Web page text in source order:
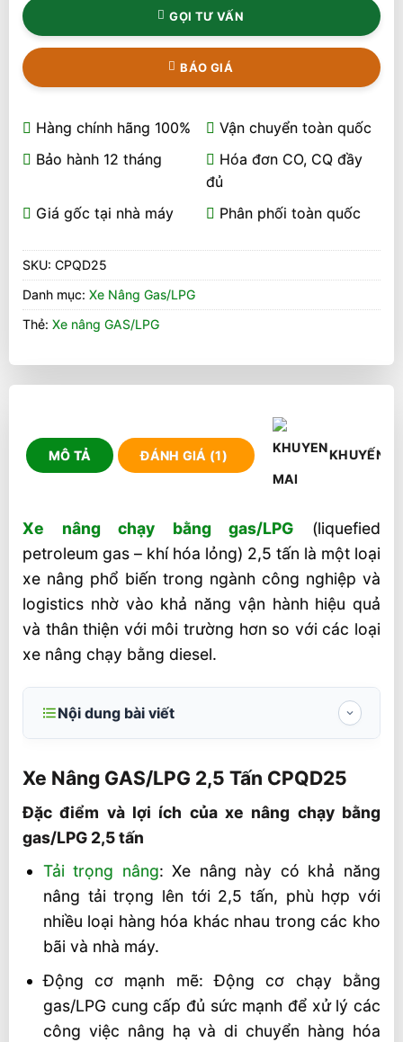
GỌI TƯ VẤN
BÁO GIÁ
Hàng chính hãng 100%
Vận chuyển toàn quốc
Bảo hành 12 tháng
Hóa đơn CO, CQ đầy
đủ
Giá gốc tại nhà máy
Phân phối toàn quốc
SKU: CPQD25
Danh mục: Xe Nâng Gas/LPG
Thẻ: Xe nâng GAS/LPG
MÔ TẢ ĐÁNH GIÁ (1) KHUYẾN
Xe nâng chạy bằng gas/LPG (liquefied
petroleum gas – khí hóa lỏng) 2,5 tấn là một loại
xe nâng phổ biến trong ngành công nghiệp và
logistics nhờ vào khả năng vận hành hiệu quả
và thân thiện với môi trường hơn so với các loại
xe nâng chạy bằng diesel.
Nội dung bài viết
Đặc điểm và lợi ích của xe nâng chạy bằng
gas/LPG 2,5 tấn
Một số mẫu xe nâng gas/LPG 2,5 tấn nổi
bật:
Toyota 8FG25
Hyster H2.5XT
Mitsubishi FG25N
Liên hệ mua xe nâng GAS/LPG 2,5 tấn
CPQD25
Xe Nâng GAS/LPG 2,5 Tấn CPQD25
Đặc điểm và lợi ích của xe nâng chạy bằng
gas/LPG 2,5 tấn
Tải trọng nâng: Xe nâng này có khả năng
nâng tải trọng lên tới 2,5 tấn, phù hợp với
nhiều loại hàng hóa khác nhau trong các kho
bãi và nhà máy.
Động cơ mạnh mẽ: Động cơ chạy bằng
gas/LPG cung cấp đủ sức mạnh để xử lý các
công việc nâng hạ và di chuyển hàng hóa